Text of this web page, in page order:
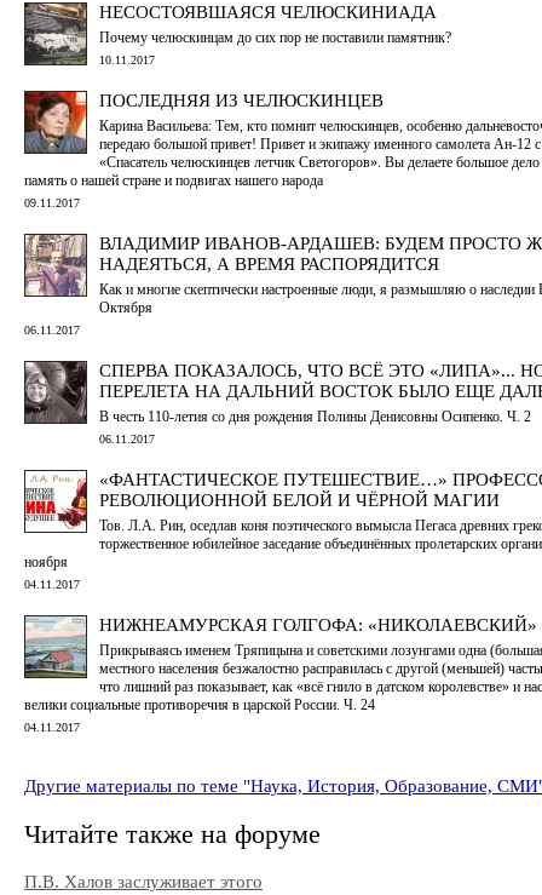
НЕСОСТОЯВШАЯСЯ ЧЕЛЮСКИНИАДА
Почему челюскинцам до сих пор не поставили памятник?
10.11.2017
ПОСЛЕДНЯЯ ИЗ ЧЕЛЮСКИНЦЕВ
Карина Васильева: Тем, кто помнит челюскинцев, особенно
передаю большой привет! Привет и экипажу именного самолета Ан-12
«Спасатель челюскинцев летчик Светогоров». Вы делаете большое дело
память о нашей стране и подвигах нашего народа
09.11.2017
ВЛАДИМИР ИВАНОВ-АРДАШЕВ: БУДЕМ ПРОСТО
НАДЕЯТЬСЯ, А ВРЕМЯ РАСПОРЯДИТСЯ
Как и многие скептически настроенные люди, я размышляю о наследии
Октября
06.11.2017
СПЕРВА ПОКАЗАЛОСЬ, ЧТО ВСЁ ЭТО «ЛИПА»...
ПЕРЕЛЕТА НА ДАЛЬНИЙ ВОСТОК БЫЛО ЕЩЕ
В честь 110-летия со дня рождения Полины Денисовны Осипенко. Ч. 2
06.11.2017
«ФАНТАСТИЧЕСКОЕ ПУТЕШЕСТВИЕ…»
РЕВОЛЮЦИОННОЙ БЕЛОЙ И ЧЁРНОЙ МАГИИ
Тов. Л.А. Рин, оседлав коня поэтического вымысла Пегаса древних
торжественное юбилейное заседание объединённых пролетарских
ноября
04.11.2017
НИЖНЕАМУРСКАЯ ГОЛГОФА: «НИКОЛАЕВСКИЙ»
Прикрываясь именем Тряпицына и советскими лозунгами одна
местного населения безжалостно расправилась с другой (меньшей)
что лишний раз показывает, как «всё гнило в датском королевстве» и
велики социальные противоречия в царской России. Ч. 24
04.11.2017
Другие материалы по теме "Наука, История, Образование,
Читайте также на форуме
П.В. Халов заслуживает этого